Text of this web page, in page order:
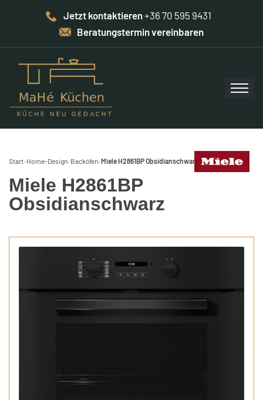
Jetzt kontaktieren+36 70 595 9431
Beratungstermin vereinbaren
Start› Home-Design› Backöfen›Miele H2861BP Obsidianschwarz
Miele H2861BP
Obsidianschwarz